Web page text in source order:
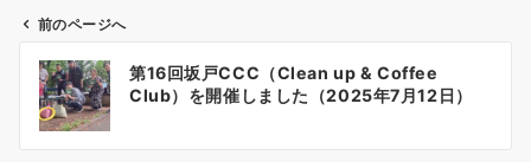
ビ
前のページへ
第16回坂戸CCC（Clean up & Coffee
Club）を開催しました（2025年7月12日）